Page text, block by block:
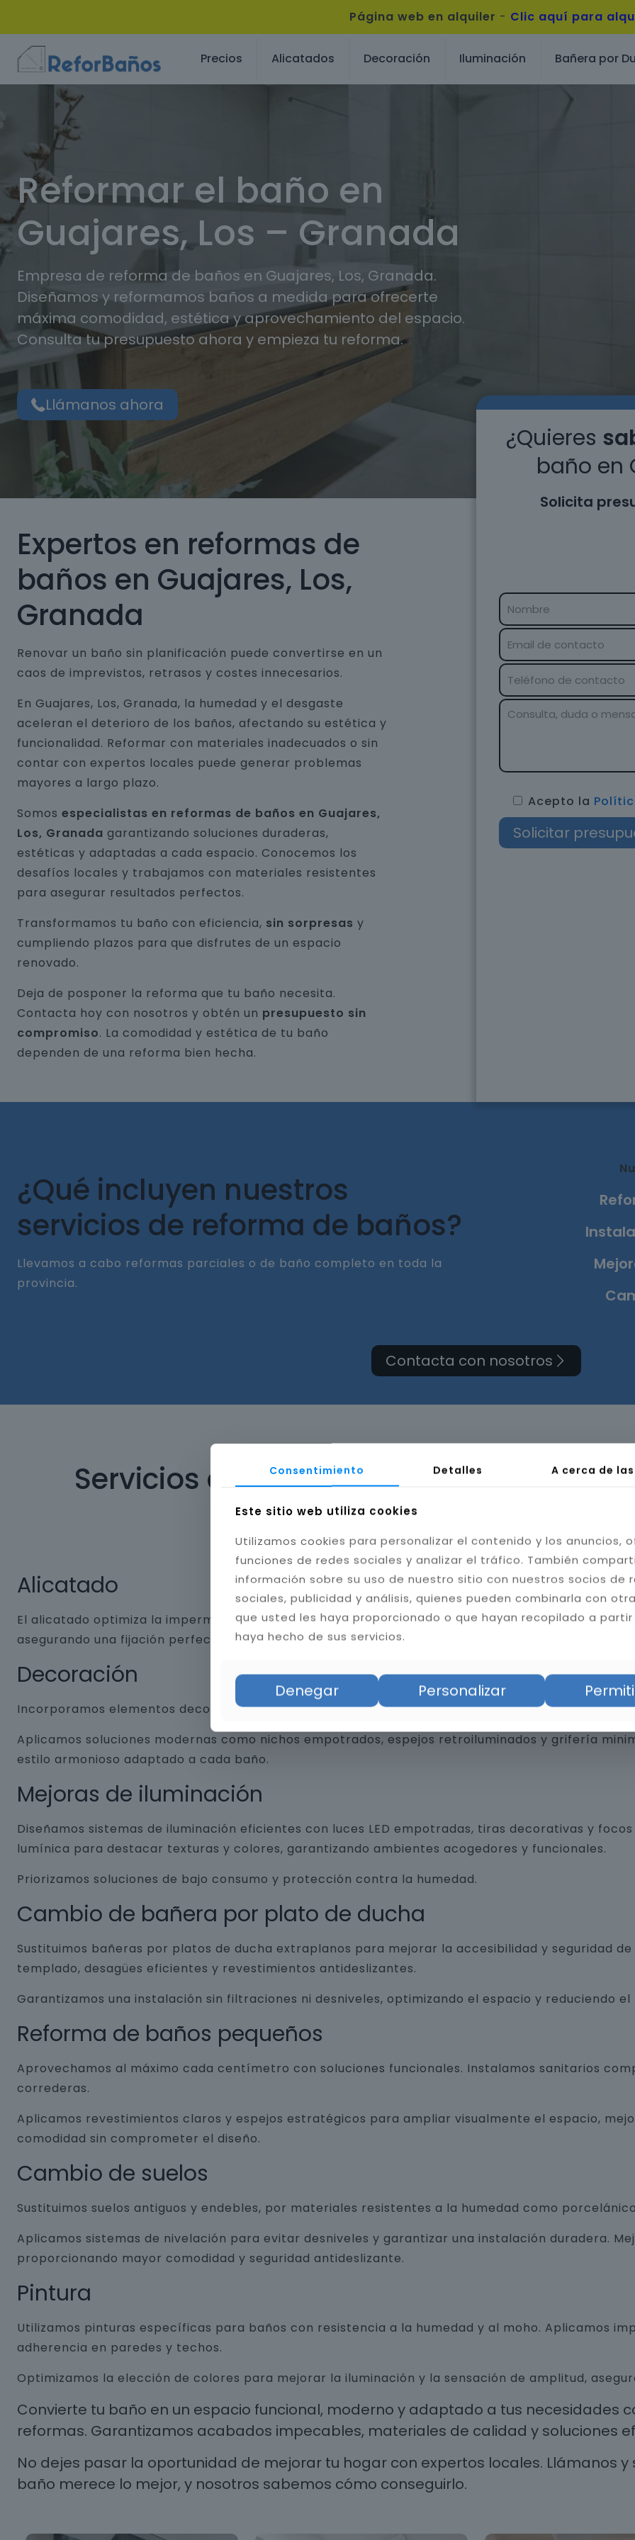
Página web en alquiler - Clic aquí para
Precios Alicatados Decoración Iluminación Bañera por
Reformar el baño en
Guajares, Los – Granada
Empresa de reforma de baños en Guajares, Los, Granada.
Diseñamos y reformamos baños a medida para ofrecerte
máxima comodidad, estética y aprovechamiento del espacio.
Consulta tu presupuesto ahora y empieza tu reforma.
Llámanos ahora
Expertos en reformas de
baños en Guajares, Los,
Granada
Renovar un baño sin planificación puede convertirse en un
caos de imprevistos, retrasos y costes innecesarios.
En Guajares, Los, Granada, la humedad y el desgaste
aceleran el deterioro de los baños, afectando su estética y
funcionalidad. Reformar con materiales inadecuados o sin
contar con expertos locales puede generar problemas
mayores a largo plazo.
Somos especialistas en reformas de baños en Guajares,
Los, Granada garantizando soluciones duraderas,
estéticas y adaptadas a cada espacio. Conocemos los
desafíos locales y trabajamos con materiales resistentes
para asegurar resultados perfectos.
Transformamos tu baño con eficiencia, sin sorpresas y
cumpliendo plazos para que disfrutes de un espacio
renovado.
Deja de posponer la reforma que tu baño necesita.
Contacta hoy con nosotros y obtén un presupuesto sin
compromiso. La comodidad y estética de tu baño
dependen de una reforma bien hecha.
¿Quieres
baño en
Solicita
Acepto la
¿Qué incluyen nuestros
servicios de reforma de baños?
Llevamos a cabo reformas parciales o de baño completo en toda la
provincia.
Contacta con nosotros
Servicios de reforma de cuarto de
Granada
Alicatado
El alicatado optimiza la impermeabilidad y durabilidad del baño. Instalamos cerámica,
asegurando una fijación perfecta. Aplicamos juntas resistentes a la humedad y hongos,
Decoración
Incorporamos elementos decorativos que combinan funcionalidad y diseño, desde
Aplicamos soluciones modernas como nichos empotrados, espejos retroiluminados y grifería
estilo armonioso adaptado a cada baño.
Mejoras de iluminación
Diseñamos sistemas de iluminación eficientes con luces LED empotradas, tiras decorativas y
lumínica para destacar texturas y colores, garantizando ambientes acogedores y funcionales.
Priorizamos soluciones de bajo consumo y protección contra la humedad.
Cambio de bañera por plato de ducha
Sustituimos bañeras por platos de ducha extraplanos para mejorar la accesibilidad y seguridad
templado, desagües eficientes y revestimientos antideslizantes.
Garantizamos una instalación sin filtraciones ni desniveles, optimizando el espacio y reduciendo el
Reforma de baños pequeños
Aprovechamos al máximo cada centímetro con soluciones funcionales. Instalamos sanitarios
correderas.
Aplicamos revestimientos claros y espejos estratégicos para ampliar visualmente el espacio,
comodidad sin comprometer el diseño.
Cambio de suelos
Sustituimos suelos antiguos y endebles, por materiales resistentes a la humedad como
Aplicamos sistemas de nivelación para evitar desniveles y garantizar una instalación duradera.
proporcionando mayor comodidad y seguridad antideslizante.
Pintura
Utilizamos pinturas específicas para baños con resistencia a la humedad y al moho. Aplicamos
adherencia en paredes y techos.
Optimizamos la elección de colores para mejorar la iluminación y la sensación de amplitud,
Convierte tu baño en un espacio funcional, moderno y adaptado a tus necesidades
reformas. Garantizamos acabados impecables, materiales de calidad y soluciones
No dejes pasar la oportunidad de mejorar tu hogar con expertos locales. Llámanos y
baño merece lo mejor, y nosotros sabemos cómo conseguirlo.
Consentimiento Detalles A cerca de
Este sitio web utiliza cookies
Utilizamos cookies para personalizar el contenido y los anuncios,
funciones de redes sociales y analizar el tráfico. También
información sobre su uso de nuestro sitio con nuestros socios de
sociales, publicidad y análisis, quienes pueden combinarla con
que usted les haya proporcionado o que hayan recopilado a partir
haya hecho de sus servicios.
Denegar Personalizar